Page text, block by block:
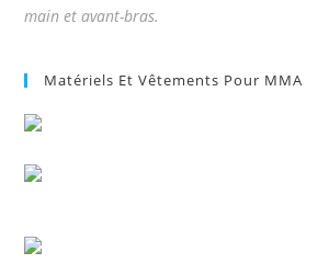
main et avant-bras.
Matériels Et Vêtements Pour MMA